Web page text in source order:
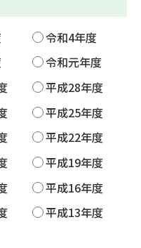
令和4年度
令和元年度
平成28年度
平成25年度
平成22年度
平成19年度
平成16年度
平成13年度